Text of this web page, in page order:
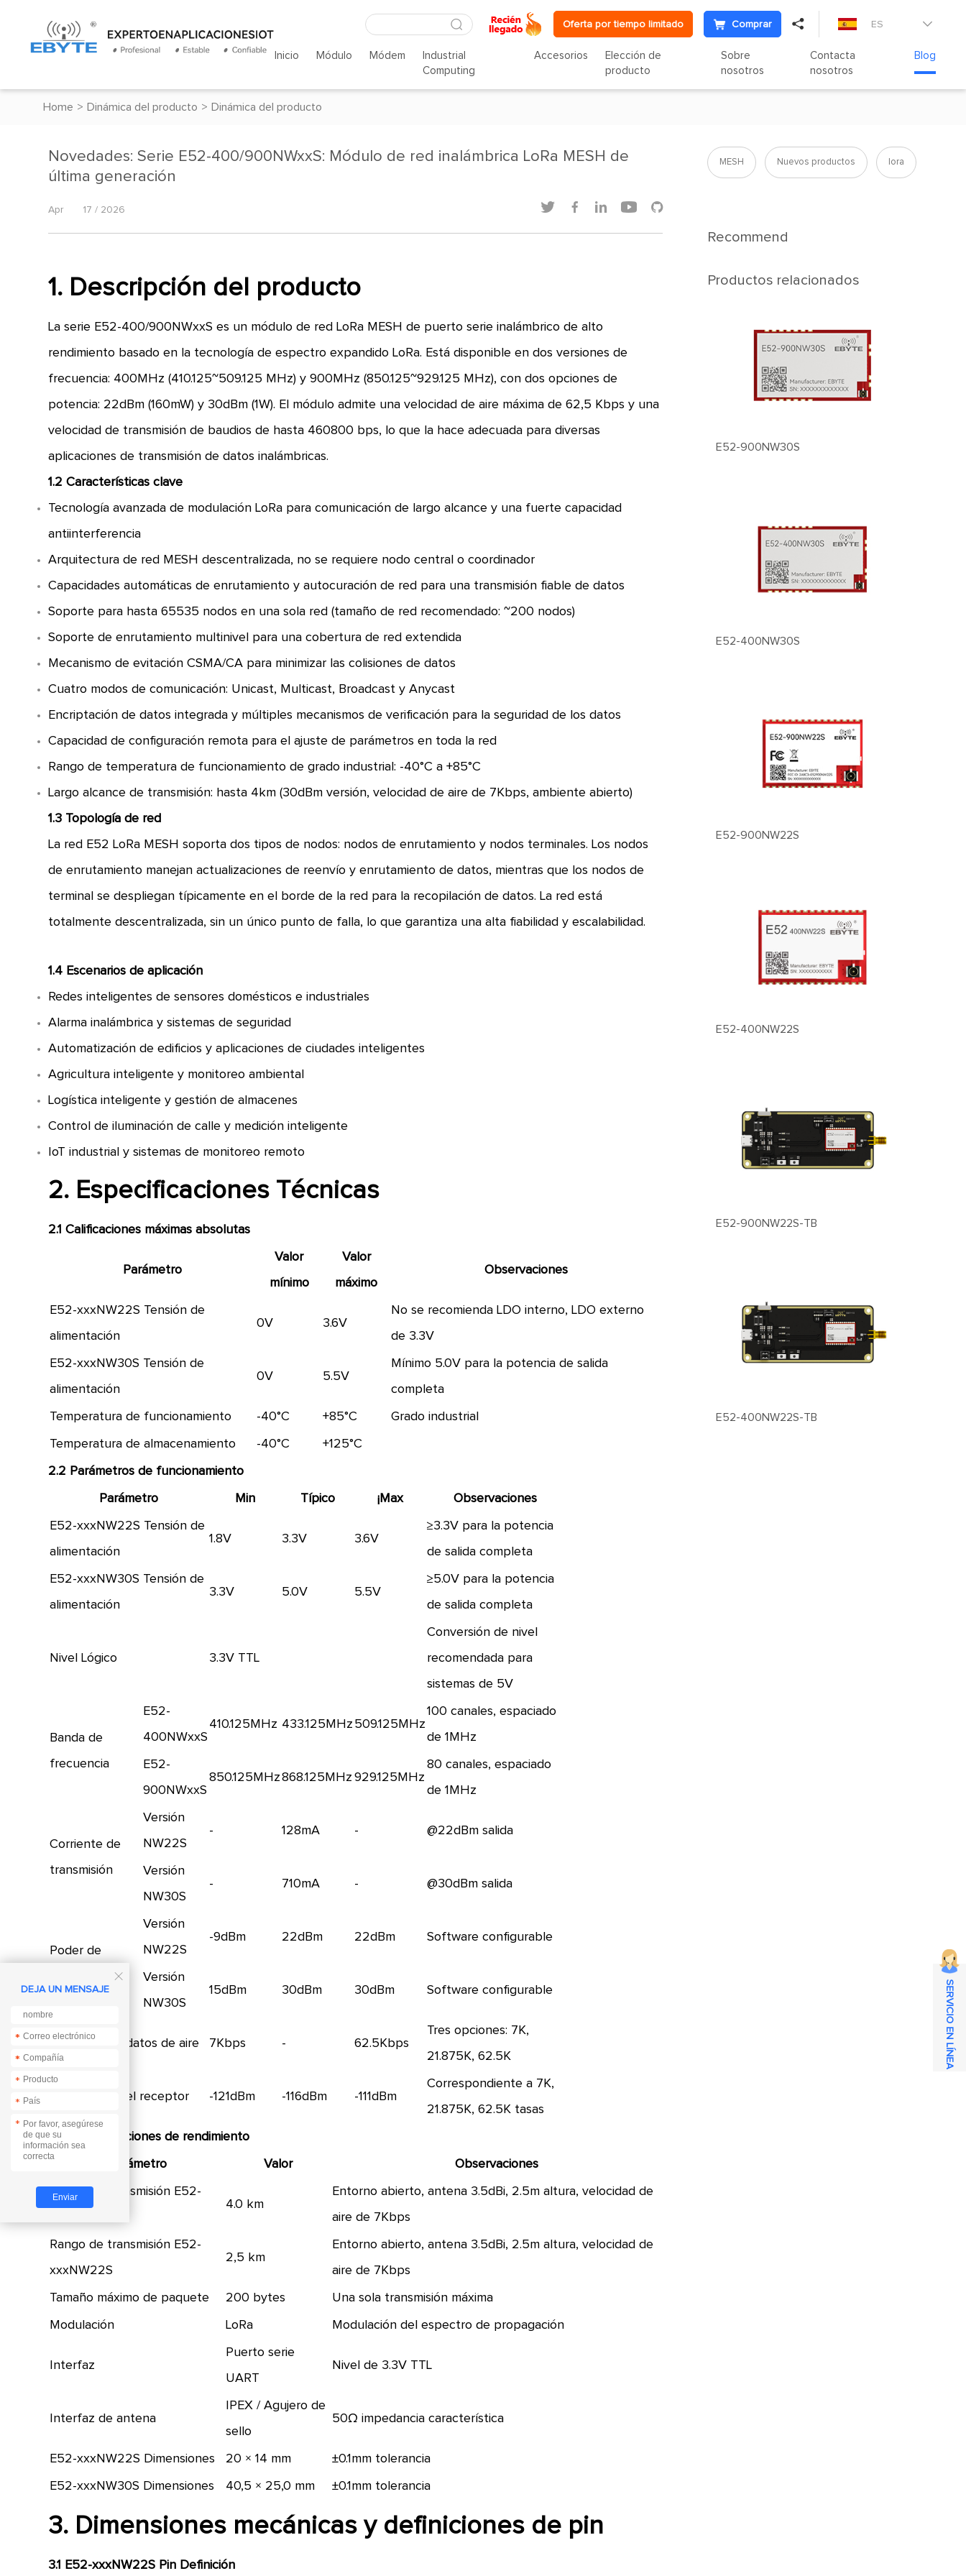
Oferta por tiempo limitado Comprar  ES 
Inicio Módulo Módem
Industrial
Computing
Accesorios
Elección de
producto
Sobre
nosotros
Contacta
nosotros
Blog
Home > Dinámica del producto > Dinámica del producto
Novedades: Serie E52-400/900NWxxS: Módulo de red inalámbrica LoRa MESH de
última generación
Apr 17 / 2026     
1. Descripción del producto
La serie E52-400/900NWxxS es un módulo de red LoRa MESH de puerto serie inalámbrico de alto
rendimiento basado en la tecnología de espectro expandido LoRa. Está disponible en dos versiones de
frecuencia: 400MHz (410.125~509.125 MHz) y 900MHz (850.125~929.125 MHz), con dos opciones de
potencia: 22dBm (160mW) y 30dBm (1W). El módulo admite una velocidad de aire máxima de 62,5 Kbps y una
velocidad de transmisión de baudios de hasta 460800 bps, lo que la hace adecuada para diversas
aplicaciones de transmisión de datos inalámbricas.
1.2 Características clave
Tecnología avanzada de modulación LoRa para comunicación de largo alcance y una fuerte capacidad
antiinterferencia
Arquitectura de red MESH descentralizada, no se requiere nodo central o coordinador
Capacidades automáticas de enrutamiento y autocuración de red para una transmisión fiable de datos
Soporte para hasta 65535 nodos en una sola red (tamaño de red recomendado: ~200 nodos)
Soporte de enrutamiento multinivel para una cobertura de red extendida
Mecanismo de evitación CSMA/CA para minimizar las colisiones de datos
Cuatro modos de comunicación: Unicast, Multicast, Broadcast y Anycast
Encriptación de datos integrada y múltiples mecanismos de verificación para la seguridad de los datos
Capacidad de configuración remota para el ajuste de parámetros en toda la red
Rango de temperatura de funcionamiento de grado industrial: -40°C a +85°C
Largo alcance de transmisión: hasta 4km (30dBm versión, velocidad de aire de 7Kbps, ambiente abierto)
1.3 Topología de red
La red E52 LoRa MESH soporta dos tipos de nodos: nodos de enrutamiento y nodos terminales. Los nodos
de enrutamiento manejan actualizaciones de reenvío y enrutamiento de datos, mientras que los nodos de
terminal se despliegan típicamente en el borde de la red para la recopilación de datos. La red está
totalmente descentralizada, sin un único punto de falla, lo que garantiza una alta fiabilidad y escalabilidad.
1.4 Escenarios de aplicación
Redes inteligentes de sensores domésticos e industriales
Alarma inalámbrica y sistemas de seguridad
Automatización de edificios y aplicaciones de ciudades inteligentes
Agricultura inteligente y monitoreo ambiental
Logística inteligente y gestión de almacenes
Control de iluminación de calle y medición inteligente
IoT industrial y sistemas de monitoreo remoto
2. Especificaciones Técnicas
2.1 Calificaciones máximas absolutas
Parámetro
Valor
mínimo
Valor
máximo
Observaciones
E52-xxxNW22S Tensión de
alimentación
0V 3.6V
No se recomienda LDO interno, LDO externo
de 3.3V
E52-xxxNW30S Tensión de
alimentación
0V 5.5V
Mínimo 5.0V para la potencia de salida
completa
Temperatura de funcionamiento -40°C +85°C Grado industrial
Temperatura de almacenamiento -40°C +125°C
2.2 Parámetros de funcionamiento
Parámetro Min Típico ¡Max Observaciones
E52-xxxNW22S Tensión de
alimentación
1.8V 3.3V 3.6V
≥3.3V para la potencia
de salida completa
E52-xxxNW30S Tensión de
alimentación
3.3V 5.0V 5.5V
≥5.0V para la potencia
de salida completa
Nivel Lógico 3.3V TTL
Conversión de nivel
recomendada para
sistemas de 5V
Banda de
frecuencia
E52-
400NWxxS
410.125MHz 433.125MHz 509.125MHz
100 canales, espaciado
de 1MHz
E52-
900NWxxS
850.125MHz868.125MHz 929.125MHz
80 canales, espaciado
de 1MHz
Corriente de
transmisión
Versión
NW22S
- 128mA - @22dBm salida
Versión
NW30S
- 710mA - @30dBm salida
Poder de
Versión
NW22S
-9dBm 22dBm 22dBm Software configurable
Versión
NW30S
15dBm 30dBm 30dBm Software configurable
Velocidad de datos de aire 7Kbps - 62.5Kbps
Tres opciones: 7K,
21.875K, 62.5K
Sensibilidad del receptor -121dBm -116dBm -111dBm
Correspondiente a 7K,
21.875K, 62.5K tasas
2.3 Especificaciones de rendimiento
Parámetro Valor Observaciones
Rango de transmisión E52-
4.0 km
Entorno abierto, antena 3.5dBi, 2.5m altura, velocidad de
aire de 7Kbps
Rango de transmisión E52-
xxxNW22S
2,5 km
Entorno abierto, antena 3.5dBi, 2.5m altura, velocidad de
aire de 7Kbps
Tamaño máximo de paquete 200 bytes Una sola transmisión máxima
Modulación LoRa Modulación del espectro de propagación
Interfaz
Puerto serie
UART
Nivel de 3.3V TTL
Interfaz de antena
IPEX / Agujero de
sello
50Ω impedancia característica
E52-xxxNW22S Dimensiones 20 × 14 mm ±0.1mm tolerancia
E52-xxxNW30S Dimensiones 40,5 × 25,0 mm ±0.1mm tolerancia
3. Dimensiones mecánicas y definiciones de pin
3.1 E52-xxxNW22S Pin Definición
MESH Nuevos productos lora
Recommend
Productos relacionados
E52-900NW30S
E52-400NW30S
E52-900NW22S
E52-400NW22S
E52-900NW22S-TB
E52-400NW22S-TB

DEJA UN MENSAJE
*
*
*
*
*
*
*
SERVICIO EN LÍNEA